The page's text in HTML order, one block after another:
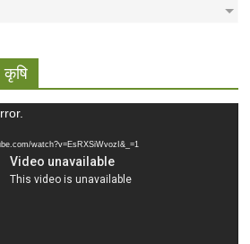
watch?v=EsRXSiWvozI&_=1